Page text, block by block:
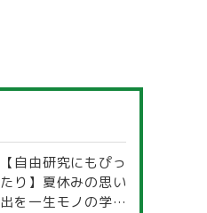
【自由研究にもぴっ
たり】夏休みの思い
出を一生モノの学び